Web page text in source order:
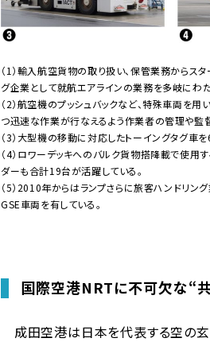
（1）輸入航空貨物の取り扱い、保管業務からス
グ企業として就航エアラインの業務を多岐にわた
（2）航空機のプッシュバックなど、特殊車両を
つ迅速な作業が行なえるよう作業者の管理や監
（3）大型機の移動に対応したトーイングタグ
（4）ロワーデッキへのバルク貨物搭降載で使用
ダーも合計19台が活躍している。
（5）2010年からはランプさらに旅客ハンドリ
GSE車両を有している。
国際空港NRTに不可欠な“
成田空港は日本を代表する空の玄